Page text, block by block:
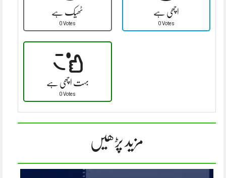
ٹھیک ہے
0 Votes
اچھی ہے
0 Votes
بہت اچھی ہے
0 Votes
مزید پڑھیں